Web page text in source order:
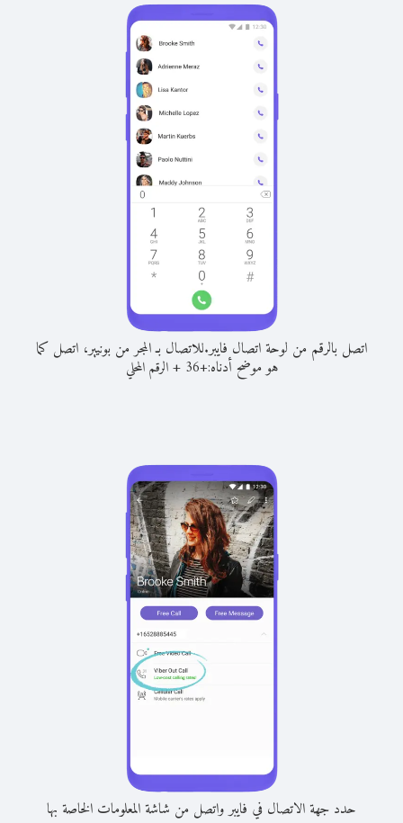
اتصل بالرقم من لوحة اتصال فايبر.للاتصال بـ المجر من بونيير، اتصل كما
هو موضح أدناه:+
36
+الرقم المحلي
حدد جهة الاتصال في فايبر واتصل من شاشة المعلومات الخاصة بها